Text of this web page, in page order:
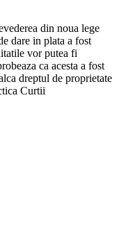
din noua lege
dare in plata a fost
vor putea fi
ca acesta a fost
dreptul de proprietate
Curtii